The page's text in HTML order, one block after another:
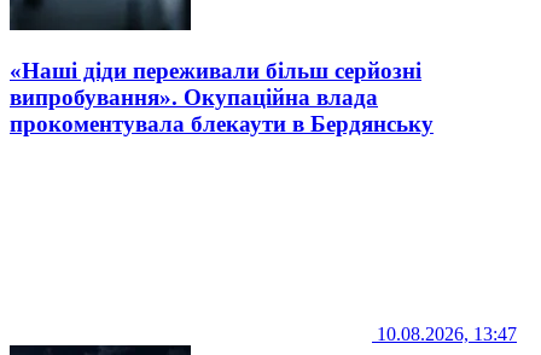
«Наші діди переживали більш серйозні
випробування». Окупаційна влада
прокоментувала блекаути в Бердянську
10.08.2026, 13:47